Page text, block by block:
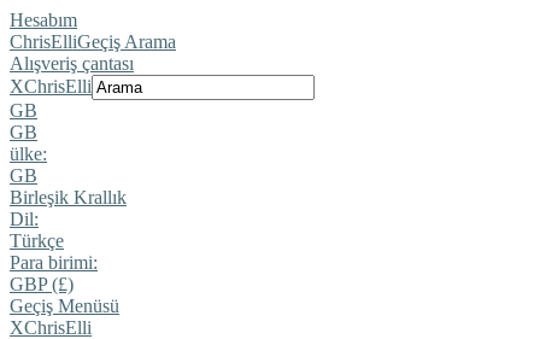
Hesabım
ChrisElliGeçiş Arama
Alışveriş çantası
XChrisElli
GB
GB
ülke:
GB
Birleşik Krallık
Dil:
Türkçe
Para birimi:
GBP (£)
Geçiş Menüsü
XChrisElli